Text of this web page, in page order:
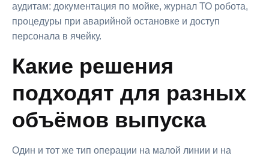
аудитам: документация по мойке, журнал ТО робота,
процедуры при аварийной остановке и доступ
персонала в ячейку.
Какие решения
подходят для разных
объёмов выпуска
Один и тот же тип операции на малой линии и на